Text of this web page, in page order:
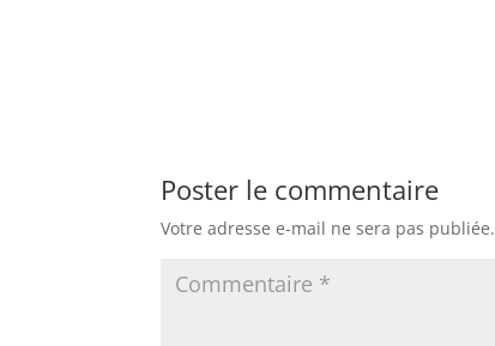
Poster le commentaire
Votre adresse e-mail ne sera pas publiée.